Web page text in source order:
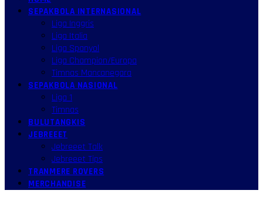
SEPAKBOLA INTERNASIONAL
Liga Inggris
Liga Italia
Liga Spanyol
Liga Champion/Europa
Timnas Mancanegara
SEPAKBOLA NASIONAL
Liga 1
Timnas
BULUTANGKIS
JEBREEET
Jebreeet Talk
Jebreeet Tips
TRANMERE ROVERS
MERCHANDISE